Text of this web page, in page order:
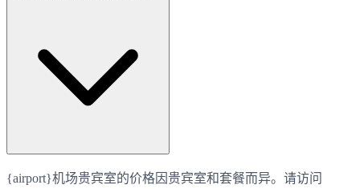
{airport}机场贵宾室的价格因贵宾室和套餐而异。请访问